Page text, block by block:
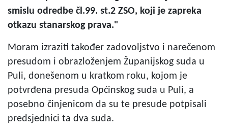
smislu odredbe čl.99. st.2 ZSO, koji je zapreka
otkazu stanarskog prava."
Moram izraziti također zadovoljstvo i narečenom
presudom i obrazloženjem Županijskog suda u
Puli, donešenom u kratkom roku, kojom je
potvrđena presuda Općinskog suda u Puli, a
posebno činjenicom da su te presude potpisali
predsjednici ta dva suda.